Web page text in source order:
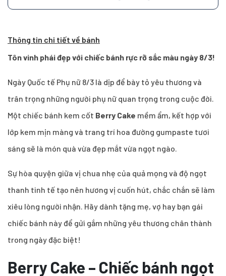
Thông tin chi tiết về bánh
Tôn vinh phái đẹp với chiếc bánh rực rỡ sắc màu ngày 8/3!
Ngày Quốc tế Phụ nữ 8/3 là dịp để bày tỏ yêu thương và
trân trọng những người phụ nữ quan trọng trong cuộc đời.
Một chiếc bánh kem cốt Berry Cake mềm ẩm, kết hợp với
lớp kem mịn màng và trang trí hoa đường gumpaste tươi
sáng sẽ là món quà vừa đẹp mắt vừa ngọt ngào.
Sự hòa quyện giữa vị chua nhẹ của quả mọng và độ ngọt
thanh tinh tế tạo nên hương vị cuốn hút, chắc chắn sẽ làm
xiêu lòng người nhận. Hãy dành tặng mẹ, vợ hay bạn gái
chiếc bánh này để gửi gắm những yêu thương chân thành
trong ngày đặc biệt!
Berry Cake – Chiếc bánh ngọt